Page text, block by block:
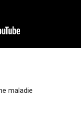
maladie